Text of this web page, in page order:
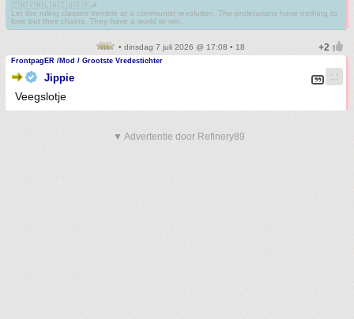
🇨🇳🇻🇳🇱🇦🇨🇺🇰🇵☭
Let the ruling classes tremble at a communist revolution. The proletarians have nothing to
lose but their chains. They have a world to win.
• dinsdag 7 juli 2026 @ 17:08 • 18
FrontpagER /Mod / Grootste Vredestichter
Jippie
Veegslotje
▼ Advertentie door Refinery89